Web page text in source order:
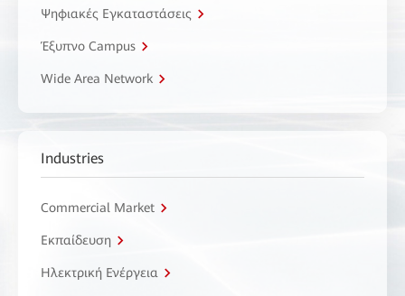
Ψηφιακές Εγκαταστάσεις
Έξυπνο Campus
Wide Area Network
Industries
Commercial Market
Εκπαίδευση
Ηλεκτρική Ενέργεια